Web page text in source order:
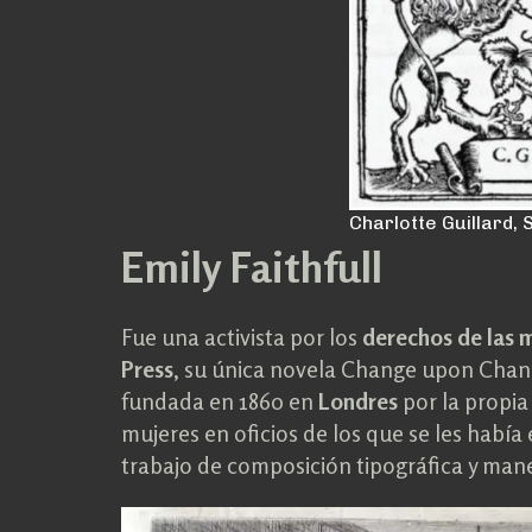
Charlotte Guillard,
Emily Faithfull
Fue una activista por los derechos de las
Press, su única novela Change upon
fundada en 1860 en Londres por la
mujeres en oficios de los que se les
trabajo de composición tipográfica y